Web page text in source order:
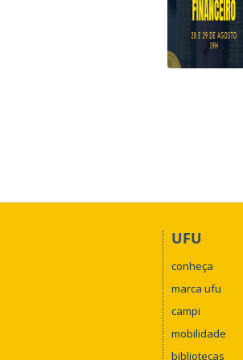
UFU
conheça
marca ufu
campi
mobilidade
bibliotecas